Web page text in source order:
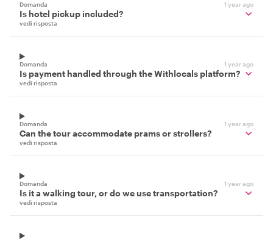
Domanda 1 year ago
Is hotel pickup included?
vedi risposta
Domanda 1 year ago
Is payment handled through the Withlocals platform?
vedi risposta
Domanda 1 year ago
Can the tour accommodate prams or strollers?
vedi risposta
Domanda 1 year ago
Is it a walking tour, or do we use transportation?
vedi risposta